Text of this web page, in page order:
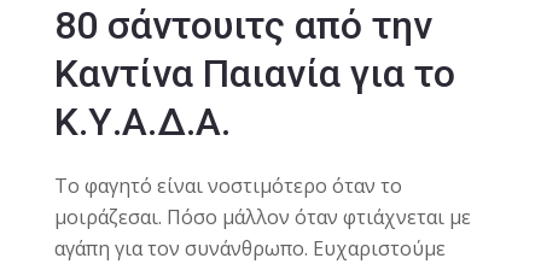
80 σάντουιτς από την
Καντίνα Παιανία για το
Κ.Υ.Α.Δ.Α.
Το φαγητό είναι νοστιμότερο όταν το
μοιράζεσαι. Πόσο μάλλον όταν φτιάχνεται με
αγάπη για τον συνάνθρωπο. Ευχαριστούμε